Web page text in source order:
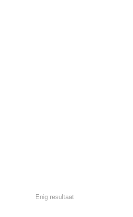
Enig resultaat